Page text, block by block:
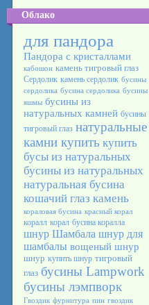
Облако
для пандора
Пандора с кристаллами
кабошон камень тигровый глаз
Сердолик камень сердолик бусины
сердолика бусина сердолика бусины
яшмы бусины из
натуральных камней бусины
тигровый глаз натуральные
камни купить купить
бусы из натуральных
бусины из натуральных
натуральная бусина
кошачий глаз камень
кораловая бусина красный корал
коралл корал бусина коралла
шнур Шамбала шнур для
шамбалы вощеный шнур
шнур купить шнур тигровый
глаз бусины Lampwork
бусины лэмпворк
Гвоздик фурнитура пин гвоздик